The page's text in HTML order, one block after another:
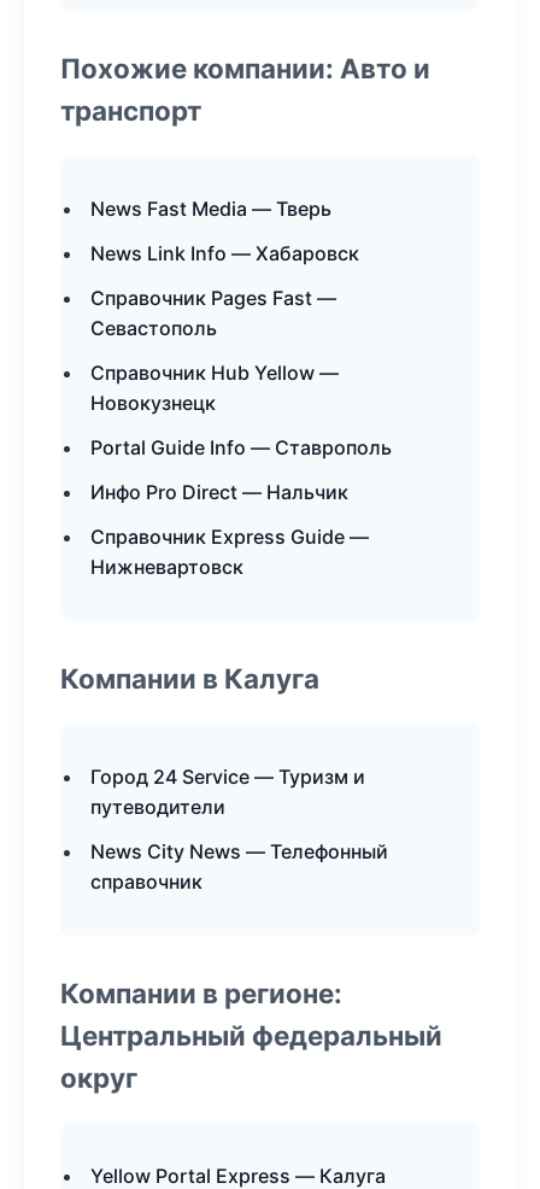
Похожие компании: Авто и
транспорт
News Fast Media — Тверь
News Link Info — Хабаровск
Справочник Pages Fast —
Севастополь
Справочник Hub Yellow —
Новокузнецк
Portal Guide Info — Ставрополь
Инфо Pro Direct — Нальчик
Справочник Express Guide —
Нижневартовск
Компании в Калуга
Город 24 Service — Туризм и
путеводители
News City News — Телефонный
справочник
Компании в регионе:
Центральный федеральный
округ
Yellow Portal Express — Калуга